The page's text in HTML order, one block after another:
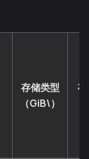
存储类型
（GiB\）